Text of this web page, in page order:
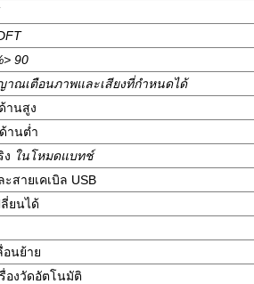
90
ณเตือนภาพและเสียงที่กำหนดได้
านสูง
านต่ำ
ง ในโหมดแบทช์
สายเคเบิล USB
ยนได้
อนย้าย
องวัดอัตโนมัติ